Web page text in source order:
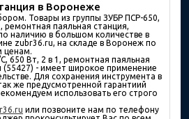
в Воронеже
Товары из группы ЗУБР ПСР-650,
ремонтная паяльная станция,
наличию в большом количествe в
zubr36.ru, на складе в Воронеж по
ценам.
650 Вт, 2 в 1, ремонтная паяльная
(55427) - имеет широкое применение
Для сохранения инструмента в
же предусмотренной гарантиий
использовать его строго
или позвоните нам по телефону